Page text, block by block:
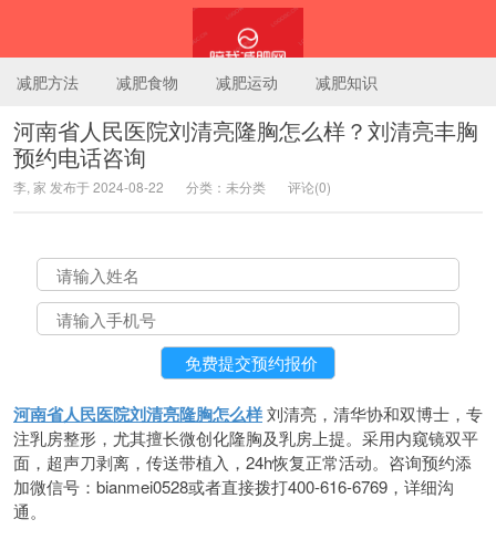
减肥方法 减肥食物 减肥运动 减肥知识
河南省人民医院刘清亮隆胸怎么样？刘清亮丰胸
预约电话咨询
李, 家 发布于 2024-08-22 分类：未分类 评论(0)
河南省人民医院刘清亮隆胸怎么样刘清亮，清华协和双博士，专
注乳房整形，尤其擅长微创化隆胸及乳房上提。采用内窥镜双平
面，超声刀剥离，传送带植入，24h恢复正常活动。咨询预约添
加微信号：bianmei0528或者直接拨打400-616-6769，详细沟
通。